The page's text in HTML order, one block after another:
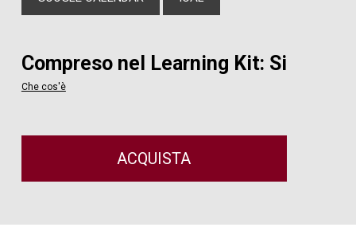
Compreso nel Learning Kit: Si
Che cos'è
ACQUISTA